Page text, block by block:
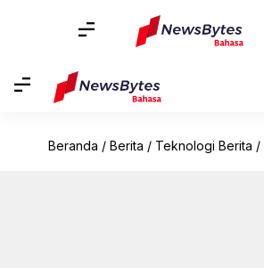
Beranda / Berita / Teknologi Berita /